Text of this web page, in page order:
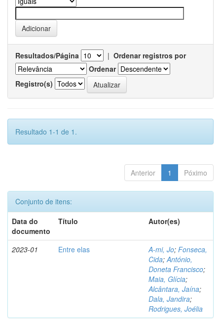
Resultados/Página | Ordenar registros por
Ordenar
Registro(s)
Resultado 1-1 de 1.
Anterior 1 Póximo
Conjunto de itens:
Data do
documento
Título Autor(es)
2023-01 Entre elas A-mi, Jo; Fonseca,
Cida;António,
Doneta Francisco;
Maia, Glícia;
Alcântara, Jaína;
Dala, Jandira;
Rodrigues, Joélia